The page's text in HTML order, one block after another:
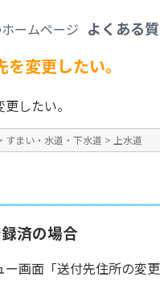
よくある
変更したい。
したい。
すまい・水道・下水道 > 上水道
済の場合
画面「送付先住所の変